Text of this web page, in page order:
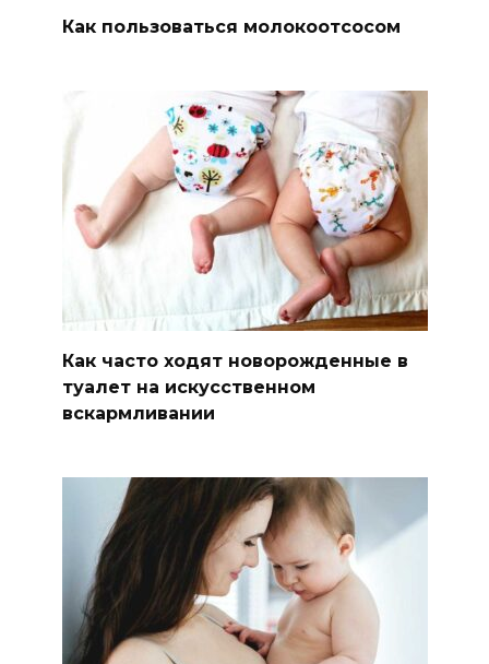
Как пользоваться молокоотсосом
Как часто ходят новорожденные в
туалет на искусственном
вскармливании